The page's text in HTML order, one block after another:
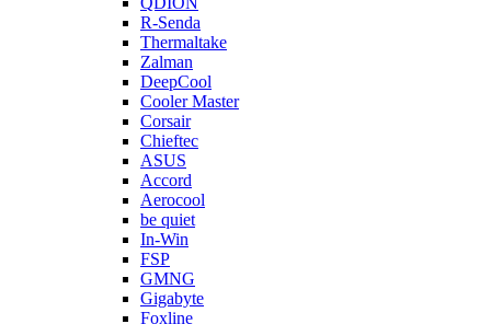
R-Senda
Thermaltake
Zalman
DeepCool
Cooler Master
Corsair
Chieftec
ASUS
Accord
Aerocool
be quiet
In-Win
FSP
GMNG
Gigabyte
Foxline